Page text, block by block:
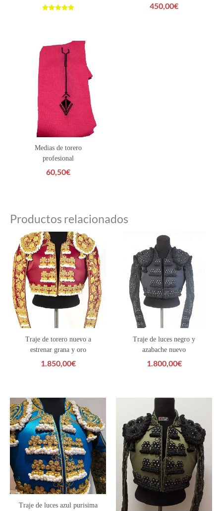
450,00€
Medias de torero
profesional
60,50€
Productos relacionados
Traje de torero nuevo a
estrenar grana y oro
1.850,00€
Traje de luces negro y
azabache nuevo
1.800,00€
Traje de luces azul purisima